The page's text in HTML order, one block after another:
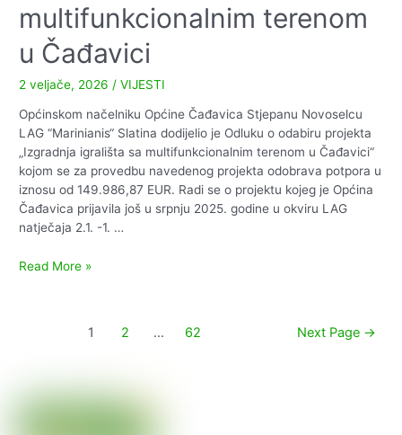
multifunkcionalnim terenom
u Čađavici
2 veljače, 2026 /VIJESTI
Općinskom načelniku Općine Čađavica Stjepanu Novoselcu
LAG “Marinianis“ Slatina dodijelio je Odluku o odabiru projekta
„Izgradnja igrališta sa multifunkcionalnim terenom u Čađavici“
kojom se za provedbu navedenog projekta odobrava potpora u
iznosu od 149.986,87 EUR. Radi se o projektu kojeg je Općina
Čađavica prijavila još u srpnju 2025. godine u okviru LAG
natječaja 2.1. -1. …
Izgradnja
Read More »
1 2 … 62 Next Page →